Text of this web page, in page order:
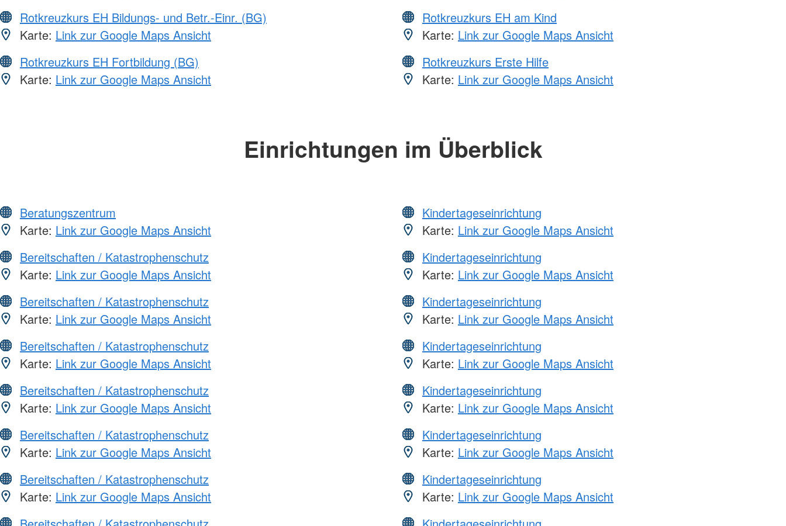
Rotkreuzkurs EH Bildungs- und Betr.-Einr. (BG)
Karte: Link zur Google Maps Ansicht
Rotkreuzkurs EH Fortbildung (BG)
Karte: Link zur Google Maps Ansicht
Rotkreuzkurs EH am Kind
Karte: Link zur Google Maps Ansicht
Rotkreuzkurs Erste Hilfe
Karte: Link zur Google Maps Ansicht
Einrichtungen im Überblick
Beratungszentrum
Karte: Link zur Google Maps Ansicht
Bereitschaften / Katastrophenschutz
Karte: Link zur Google Maps Ansicht
Bereitschaften / Katastrophenschutz
Karte: Link zur Google Maps Ansicht
Bereitschaften / Katastrophenschutz
Karte: Link zur Google Maps Ansicht
Bereitschaften / Katastrophenschutz
Karte: Link zur Google Maps Ansicht
Bereitschaften / Katastrophenschutz
Karte: Link zur Google Maps Ansicht
Bereitschaften / Katastrophenschutz
Karte: Link zur Google Maps Ansicht
Kindertageseinrichtung
Karte: Link zur Google Maps Ansicht
Kindertageseinrichtung
Karte: Link zur Google Maps Ansicht
Kindertageseinrichtung
Karte: Link zur Google Maps Ansicht
Kindertageseinrichtung
Karte: Link zur Google Maps Ansicht
Kindertageseinrichtung
Karte: Link zur Google Maps Ansicht
Kindertageseinrichtung
Karte: Link zur Google Maps Ansicht
Kindertageseinrichtung
Karte: Link zur Google Maps Ansicht